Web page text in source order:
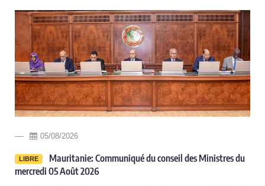
05/08/2026
LIBRE
Mauritanie: Communiqué du conseil des Ministres du
mercredi 05 Août 2026